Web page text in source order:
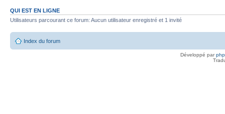
QUI EST EN LIGNE
Utilisateurs parcourant ce forum: Aucun utilisateur enregistré et 1 invité
Index du forum
Développé par